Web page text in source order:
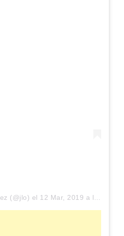
(@jlo) el 12 Mar, 2019 a las 9:21 PDT